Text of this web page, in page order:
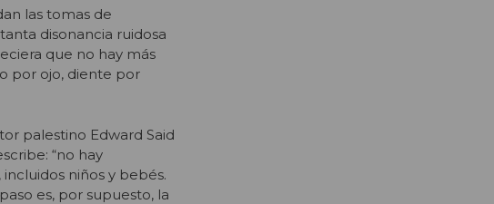
las tomas de
disonancia ruidosa
que no hay más
por ojo, diente por
palestino Edward Said
“no hay
niños y bebés.
es, por supuesto, la